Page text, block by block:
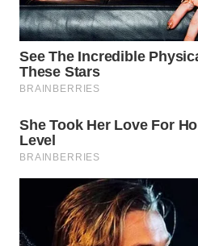
WAHANA
TRAVEL
WAHANA
WAHANANEWS
WAHANANEWS
CO ID